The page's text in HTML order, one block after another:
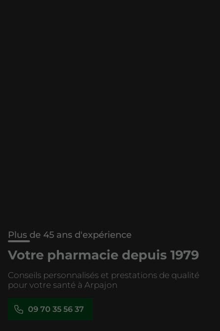
Plus de 45 ans d'expérience
Votre pharmacie depuis 1979
Conseils personnalisés et prestations de qualité
pour votre santé à Arpajon
09 70 35 56 37